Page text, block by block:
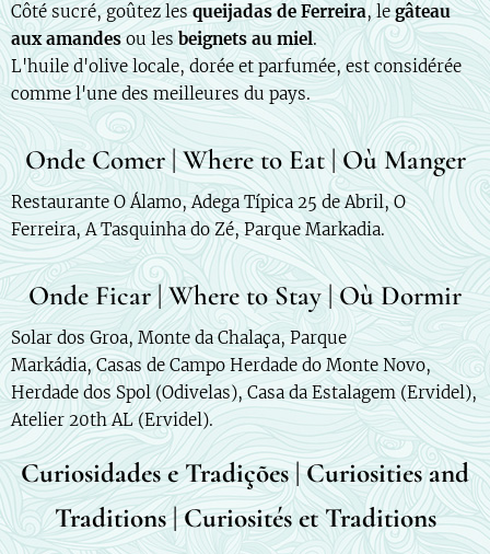
Côté sucré, goûtez lesqueijadas de Ferreira, legâteau
aux amandesou lesbeignets au miel.
L'huile d'olive locale, dorée et parfumée, est considérée
comme l'une des meilleures du pays.
Onde Comer | Where to Eat | Où Manger
Restaurante O Álamo, Adega Típica 25 de Abril, O
Ferreira, A Tasquinha do Zé, Parque Markadia.
Onde Ficar | Where to Stay | Où Dormir
Solar dos Groa, Monte da Chalaça, Parque
Markádia, Casas de Campo Herdade do Monte Novo,
Herdade dos Spol (Odivelas), Casa da Estalagem (Ervidel),
Atelier 20th AL (Ervidel).
Curiosidades e Tradições | Curiosities and
Traditions | Curiosités et Traditions